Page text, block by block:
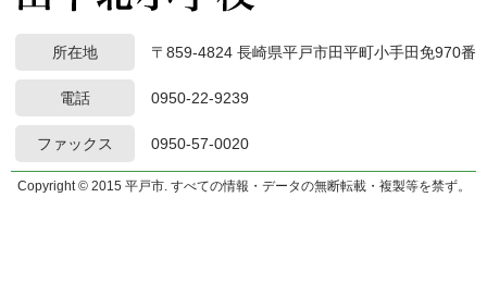
所在地 〒859-4824 長崎県平戸市田平町小手田免970番
電話 0950-22-9239
ファックス 0950-57-0020
Copyright © 2015 平戸市. すべての情報・データの無断転載・複製等を禁ず。